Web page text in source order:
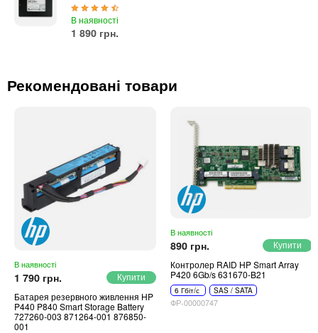
В наявності
1 890 грн.
Рекомендовані товари
В наявності
1 790 грн.
Батарея резервного живлення HP
P440 P840 Smart Storage Battery
727260-003 871264-001 876850-
001
В наявності
890 грн.
Контролер RAID HP Smart Array
P420 6Gb/s 631670-B21
6 Гбіт/с SAS / SATA
ФР-00000747